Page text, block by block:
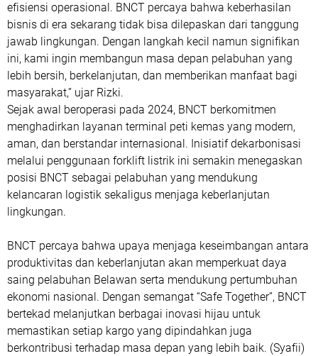
efisiensi operasional. BNCT percaya bahwa keberhasilan
bisnis di era sekarang tidak bisa dilepaskan dari tanggung
jawab lingkungan. Dengan langkah kecil namun signifikan
ini, kami ingin membangun masa depan pelabuhan yang
lebih bersih, berkelanjutan, dan memberikan manfaat bagi
masyarakat,” ujar Rizki.
Sejak awal beroperasi pada 2024, BNCT berkomitmen
menghadirkan layanan terminal peti kemas yang modern,
aman, dan berstandar internasional. Inisiatif dekarbonisasi
melalui penggunaan forklift listrik ini semakin menegaskan
posisi BNCT sebagai pelabuhan yang mendukung
kelancaran logistik sekaligus menjaga keberlanjutan
lingkungan.
BNCT percaya bahwa upaya menjaga keseimbangan antara
produktivitas dan keberlanjutan akan memperkuat daya
saing pelabuhan Belawan serta mendukung pertumbuhan
ekonomi nasional. Dengan semangat “Safe Together”, BNCT
bertekad melanjutkan berbagai inovasi hijau untuk
memastikan setiap kargo yang dipindahkan juga
berkontribusi terhadap masa depan yang lebih baik. (Syafii)